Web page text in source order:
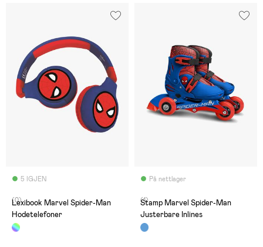
5 IGJEN
(0)
Lexibook Marvel Spider-Man
Hodetelefoner
På nettlager
(1)
Stamp Marvel Spider-Man
Justerbare Inlines